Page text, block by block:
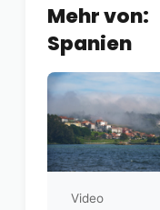
Mehr von:
Spanien
Video